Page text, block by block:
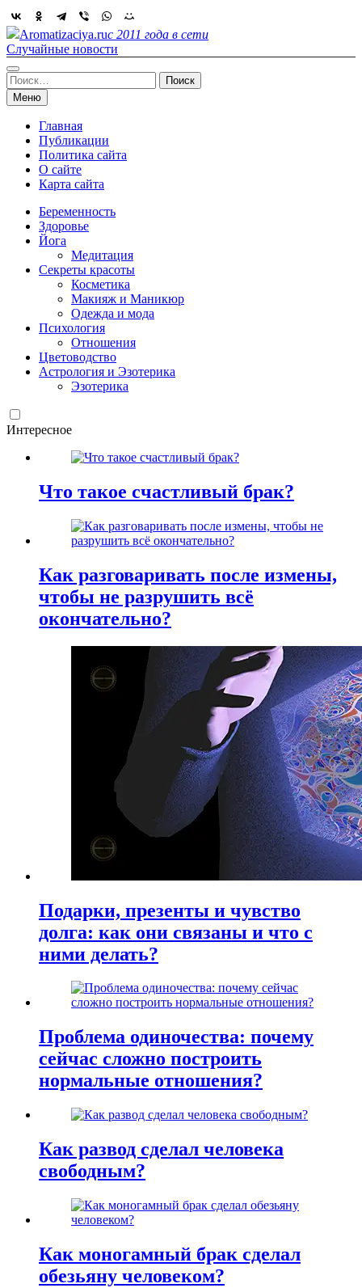
Skip
to
content
Aromatizaciya.ruс 2011 года в сети
Случайные новости
Найти:
Меню
Главная
Публикации
Политика сайта
О сайте
Карта сайта
Беременность
Здоровье
Йога
Медитация
Секреты красоты
Косметика
Макияж и Маникюр
Одежда и мода
Психология
Отношения
Цветоводство
Астрология и Эзотерика
Эзотерика
Интересное
Что такое счастливый брак?
Как разговаривать после измены,
чтобы не разрушить всё
окончательно?
Подарки, презенты и чувство
долга: как они связаны и что с
ними делать?
Проблема одиночества: почему
сейчас сложно построить
нормальные отношения?
Как развод сделал человека
свободным?
Как моногамный брак сделал
обезьяну человеком?